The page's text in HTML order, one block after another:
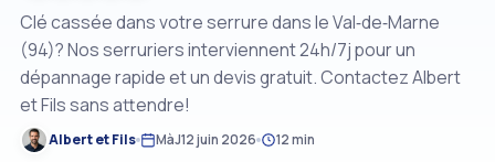
Clé cassée dans votre serrure dans le Val‑de‑Marne
(94)? Nos serruriers interviennent 24h/7j pour un
dépannage rapide et un devis gratuit. Contactez Albert
et Fils sans attendre!
Albert et Fils MàJ12 juin 2026 12 min